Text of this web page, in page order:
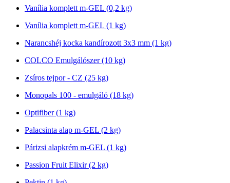
Vanília komplett m-GEL (0,2 kg)
Vanília komplett m-GEL (1 kg)
Narancshéj kocka kandírozott 3x3 mm (1 kg)
COLCO Emulgálószer (10 kg)
Zsíros tejpor - CZ (25 kg)
Monopals 100 - emulgáló (18 kg)
Optifiber (1 kg)
Palacsinta alap m-GEL (2 kg)
Párizsi alapkrém m-GEL (1 kg)
Passion Fruit Elixir (2 kg)